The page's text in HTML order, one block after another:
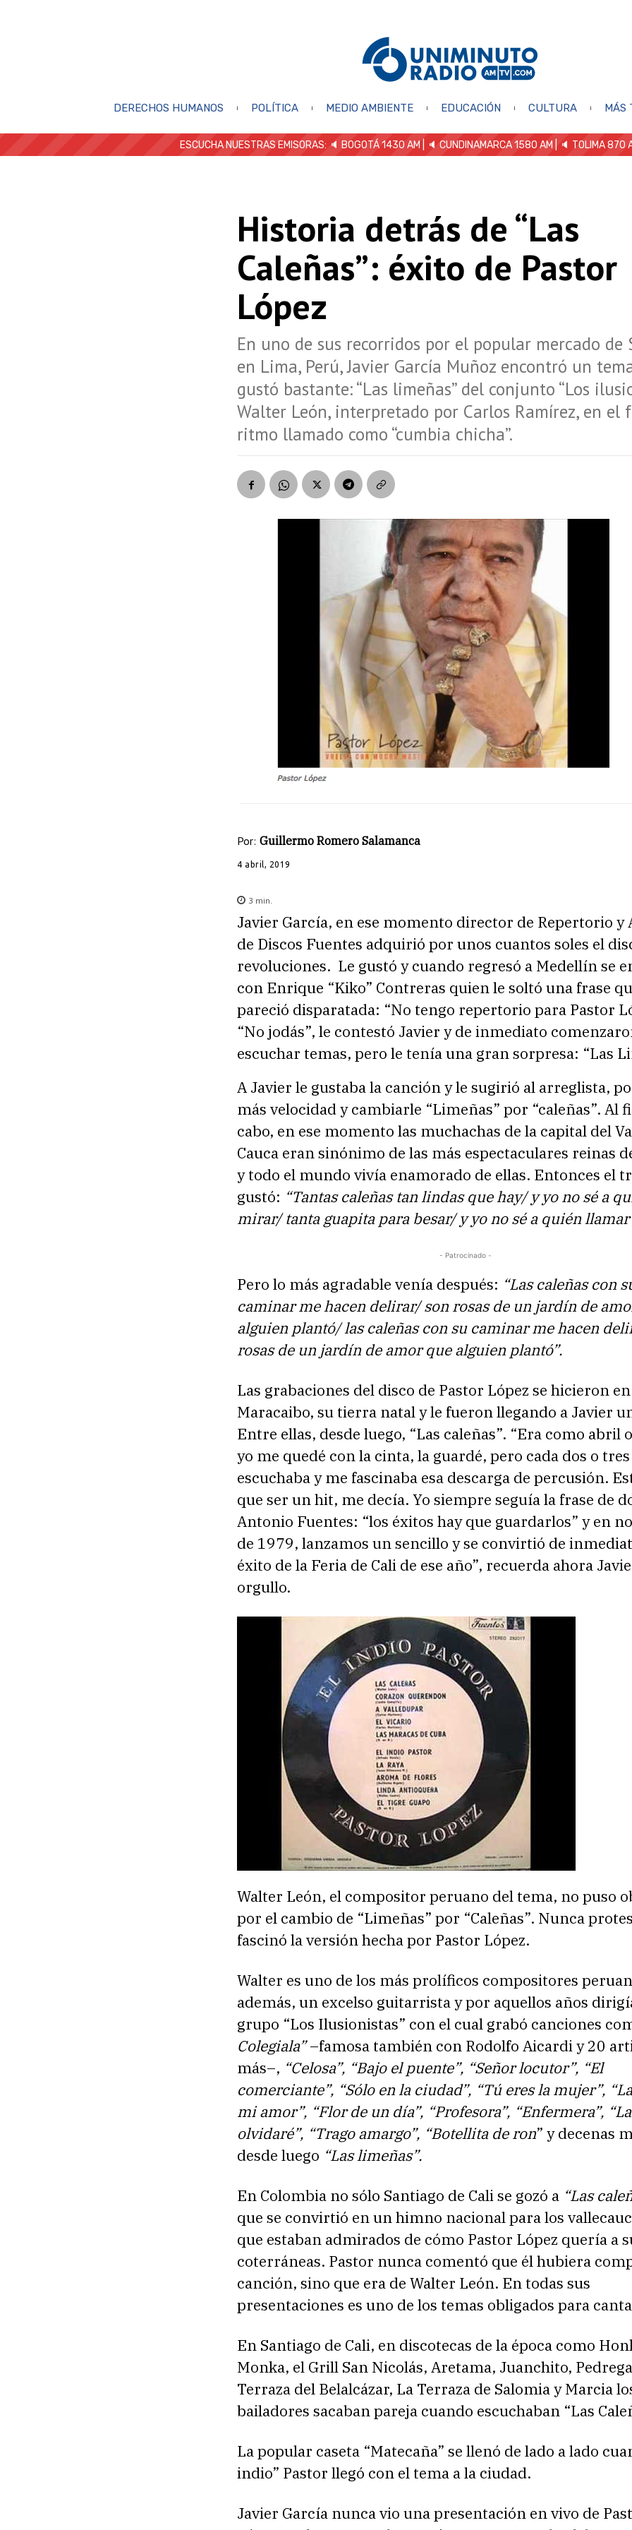
DERECHOS HUMANOS POLÍTICA MEDIO AMBIENTE EDUCACIÓN CULTURA MÁS
ESCUCHA NUESTRAS EMISORAS: 🔈 BOGOTÁ 1430 AM | 🔈 CUNDINAMARCA 1580 AM | 🔈 TOLIMA 870
Historia detrás de “Las
Caleñas”: éxito de Pastor
López
En uno de sus recorridos por el popular mercado de
en Lima, Perú, Javier García Muñoz encontró un
gustó bastante: “Las limeñas” del conjunto “Los
Walter León, interpretado por Carlos Ramírez, en el
ritmo llamado como “cumbia chicha”.
Por: Guillermo Romero Salamanca
4 abril, 2019
3 min.
Javier García, en ese momento director de Repertorio y
de Discos Fuentes adquirió por unos cuantos soles el
revoluciones. Le gustó y cuando regresó a Medellín se
con Enrique “Kiko” Contreras quien le soltó una frase
pareció disparatada: “No tengo repertorio para Pastor
“No jodás”, le contestó Javier y de inmediato
escuchar temas, pero le tenía una gran sorpresa: “Las
A Javier le gustaba la canción y le sugirió al arreglista,
más velocidad y cambiarle “Limeñas” por “caleñas”. Al
cabo, en ese momento las muchachas de la capital del
Cauca eran sinónimo de las más espectaculares reinas
y todo el mundo vivía enamorado de ellas. Entonces el
gustó: “Tantas caleñas tan lindas que hay/ y yo no sé a
mirar/ tanta guapita para besar/ y yo no sé a quién
- Patrocinado -
Pero lo más agradable venía después: “Las caleñas con
caminar me hacen delirar/ son rosas de un jardín de
alguien plantó/ las caleñas con su caminar me hacen
rosas de un jardín de amor que alguien plantó”.
Las grabaciones del disco de Pastor López se hicieron en
Maracaibo, su tierra natal y le fueron llegando a Javier
Entre ellas, desde luego, “Las caleñas”. “Era como abril
yo me quedé con la cinta, la guardé, pero cada dos o
escuchaba y me fascinaba esa descarga de percusión.
que ser un hit, me decía. Yo siempre seguía la frase de
Antonio Fuentes: “los éxitos hay que guardarlos” y en
de 1979, lanzamos un sencillo y se convirtió de
éxito de la Feria de Cali de ese año”, recuerda ahora
orgullo.
Walter León, el compositor peruano del tema, no puso
por el cambio de “Limeñas” por “Caleñas”. Nunca
fascinó la versión hecha por Pastor López.
Walter es uno de los más prolíficos compositores
además, un excelso guitarrista y por aquellos años
grupo “Los Ilusionistas” con el cual grabó canciones
Colegiala”–famosa también con Rodolfo Aicardi y 20
más–, “Celosa”, “Bajo el puente”, “Señor locutor”, “El
comerciante”, “Sólo en la ciudad”, “Tú eres la mujer”,
mi amor”, “Flor de un día”, “Profesora”, “Enfermera”, “La
olvidaré”, “Trago amargo”, “Botellita de ron” y decenas
desde luego “Las limeñas”.
En Colombia no sólo Santiago de Cali se gozó a “Las
que se convirtió en un himno nacional para los
que estaban admirados de cómo Pastor López quería a
coterráneas. Pastor nunca comentó que él hubiera
canción, sino que era de Walter León. En todas sus
presentaciones es uno de los temas obligados para
En Santiago de Cali, en discotecas de la época como
Monka, el Grill San Nicolás, Aretama, Juanchito,
Terraza del Belalcázar, La Terraza de Salomia y Marcia
bailadores sacaban pareja cuando escuchaban “Las
La popular caseta “Matecaña” se llenó de lado a lado
indio” Pastor llegó con el tema a la ciudad.
Javier García nunca vio una presentación en vivo de